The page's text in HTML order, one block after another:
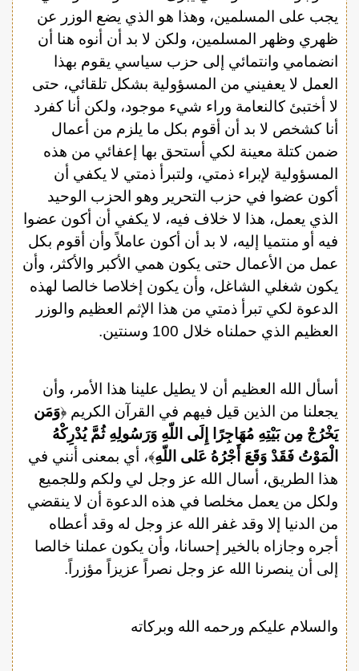
يجب على المسلمين، وهذا هو الذي يضع الوزر عن
ظهري وظهر المسلمين، ولكن لا بد أن أنوه هنا أن
انضمامي وانتمائي إلى حزب سياسي يقوم بهذا
العمل لا يعفيني من المسؤولية بشكل تلقائي، حتى
لا أختبئ كالنعامة وراء شيء موجود، ولكن أنا كفرد
أنا كشخص لا بد أن أقوم بكل ما يلزم من أعمال
ضمن كتلة معينة لكي أستحق بها إعفائي من هذه
المسؤولية لإبراء ذمتي، ولتبرأ ذمتي لا يكفي أن
أكون عضوا في حزب التحرير وهو الحزب الوحيد
الذي يعمل، هذا لا خلاف فيه، لا يكفي أن أكون عضوا
فيه أو منتميا إليه، لا بد أن أكون عاملاً وأن أقوم بكل
عمل من الأعمال حتى يكون همي الأكبر والأكثر، وأن
يكون شغلي الشاغل، وأن يكون إخلاصا خالصا لهذه
الدعوة لكي تبرأ ذمتي من هذا الإثم العظيم والوزر
العظيم الذي حملناه خلال 100 وسنتين.
أسأل الله العظيم أن لا يطيل علينا هذا الأمر، وأن
يجعلنا من الذين قيل فيهم في القرآن الكريم ﴿وَمَن
يَخْرُجْ مِن بَيْتِهِ مُهَاجِرًا إِلَى اللّهِ وَرَسُولِهِ ثُمَّ يُدْرِكْهُ
الْمَوْتُ فَقَدْ وَقَعَ أَجْرُهُ عَلى اللّهِ﴾، أي بمعنى أنني في
هذا الطريق، أسال الله عز وجل لي ولكم وللجميع
ولكل من يعمل مخلصا في هذه الدعوة أن لا ينقضي
من الدنيا إلا وقد غفر الله عز وجل له وقد أعطاه
أجره وجازاه بالخير إحسانا، وأن يكون عملنا خالصا
إلى أن ينصرنا الله عز وجل نصراً عزيزاً مؤزراً.
والسلام عليكم ورحمه الله وبركاته